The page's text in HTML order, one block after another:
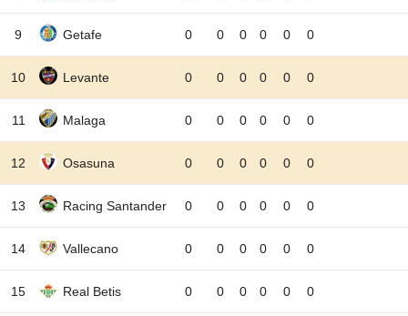
9 Getafe 0 0 0 0 0 0
10 Levante 0 0 0 0 0 0
11 Malaga 0 0 0 0 0 0
12 Osasuna 0 0 0 0 0 0
13 Racing Santander 0 0 0 0 0 0
14 Vallecano 0 0 0 0 0 0
15 Real Betis 0 0 0 0 0 0